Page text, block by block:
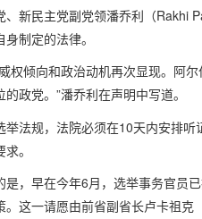
、新民主党副党领潘乔利（Rakhi
制定的法律。
权倾向和政治动机再次显现。阿
政党。”潘乔利在声明中写道。
举法规，法院必须在10天内安排
。
是，早在今年6月，选举事务官员
。这一请愿由前省副省长卢卡祖